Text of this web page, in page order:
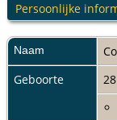
Persoonlijke
Naam
Geboorte